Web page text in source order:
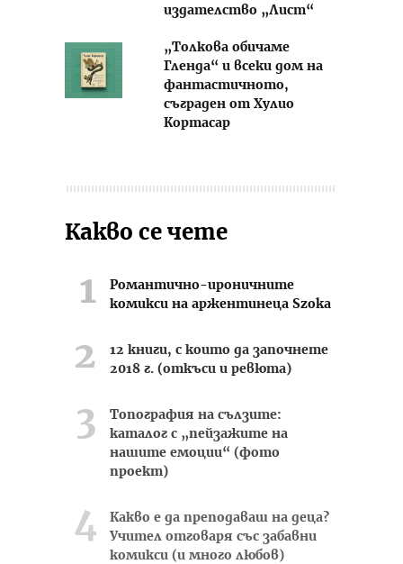
издателство „Лист“
„Толкова обичаме
Гленда“ и всеки дом на
фантастичното,
съграден от Хулио
Кортасар
Какво се чете
Романтично-ироничните
комикси на аржентинеца Szoka
12 книги, с които да започнете
2018 г. (откъси и ревюта)
Топография на сълзите:
каталог с „пейзажите на
нашите емоции“ (фото
проект)
Какво е да преподаваш на деца?
Учител отговаря със забавни
комикси (и много любов)